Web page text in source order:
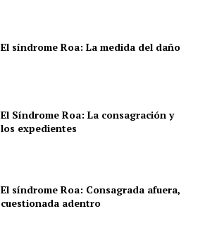
El síndrome Roa: La medida del daño
El Síndrome Roa: La consagración y
los expedientes
El síndrome Roa: Consagrada afuera,
cuestionada adentro